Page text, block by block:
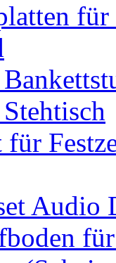
für
für
Audio